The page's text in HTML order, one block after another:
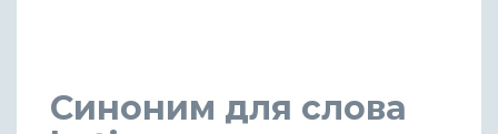
Синоним для слова